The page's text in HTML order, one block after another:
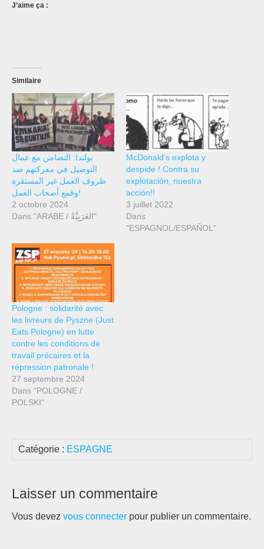
J’aime ça :
Similaire
بولندا: التضامن مع عمال
التوصيل في معركتهم ضد
ظروف العمل غير المستقرة
وقمع أصحاب العمل!
2 octobre 2024
Dans "ARABE / العَرَبِيَّةُ"
McDonald’s explota y
despide ! Contra su
explotación, nuestra
acción!!
3 juillet 2022
Dans
"ESPAGNOL/ESPAÑOL"
Pologne : solidarité avec
les livreurs de Pyszne (Just
Eats Pologne) en lutte
contre les conditions de
travail précaires et la
répression patronale !
27 septembre 2024
Dans "POLOGNE /
POLSKI"
Catégorie : ESPAGNE
Laisser un commentaire
Vous devez vous connecter pour publier un commentaire.